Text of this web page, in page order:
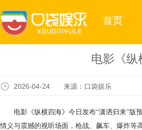
首页
电影《纵
2026-04-24 来源：口袋娱乐
电影《纵横四海》今日发布“潇洒归来”版
情义与震撼的视听场面，枪战、飙车、爆炸等